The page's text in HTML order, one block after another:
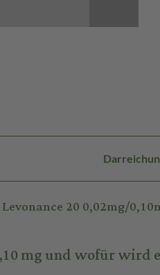
20 0,02mg/
mg und wofür wird